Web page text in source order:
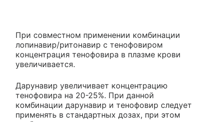
При совместном применении комбинации
лопинавир/ритонавир с тенофовиром
концентрация тенофовира в плазме крови
увеличивается.
Дарунавир увеличивает концентрацию
тенофовира на 20-25%. При данной
комбинации дарунавир и тенофовир следует
применять в стандартных дозах, при этом